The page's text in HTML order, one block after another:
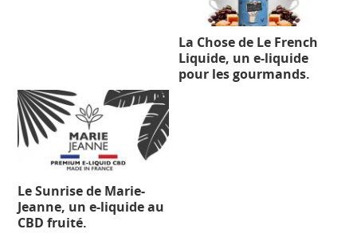
La Chose de Le French
Liquide, un e-liquide
pour les gourmands.
Le Sunrise de Marie-
Jeanne, un e-liquide au
CBD fruité.